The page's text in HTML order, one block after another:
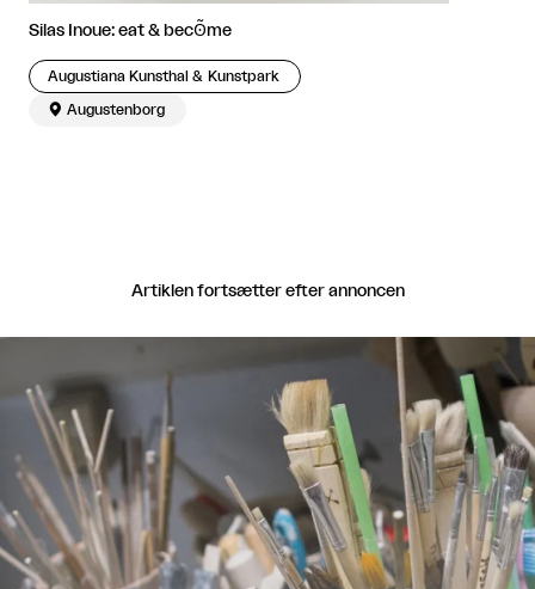
Silas Inoue: eat & becʘ̃me
Augustiana Kunsthal & Kunstpark
 Augustenborg
Artiklen fortsætter efter annoncen